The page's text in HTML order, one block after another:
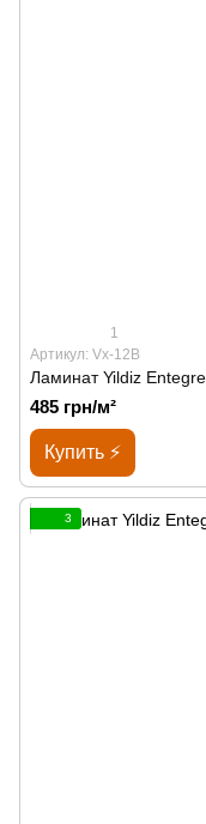
1
Артикул: Vx-12B
Ламинат Yildiz
485 грн/м²
Купить ⚡
3